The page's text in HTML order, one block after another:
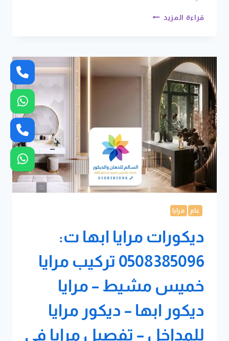
قراءة المزيد تفصيل
ت:
0508385096
اشكال
مرايا
مداخل
ابها
–
مرايا
حائط
ديكور
خميس
مشيط
عام مرايا
ديكورات مرايا ابها ت:
0508385096 تركيب مرايا
خميس مشيط – مرايا
ديكور ابها – ديكور مرايا
للمداخل – تفصيل مرايا في